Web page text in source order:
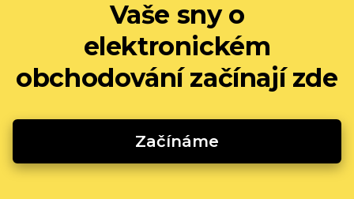
Vaše sny o
elektronickém
obchodování začínají zde
Začínáme